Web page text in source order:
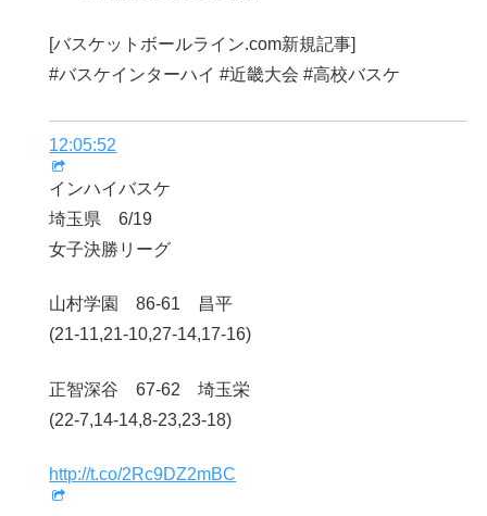
[バスケットボールライン.com新規記事]
#バスケインターハイ #近畿大会 #高校バスケ
12:05:52
インハイバスケ
埼玉県 6/19
女子決勝リーグ
山村学園 86-61 昌平
(21-11,21-10,27-14,17-16)
正智深谷 67-62 埼玉栄
(22-7,14-14,8-23,23-18)
http://t.co/2Rc9DZ2mBC